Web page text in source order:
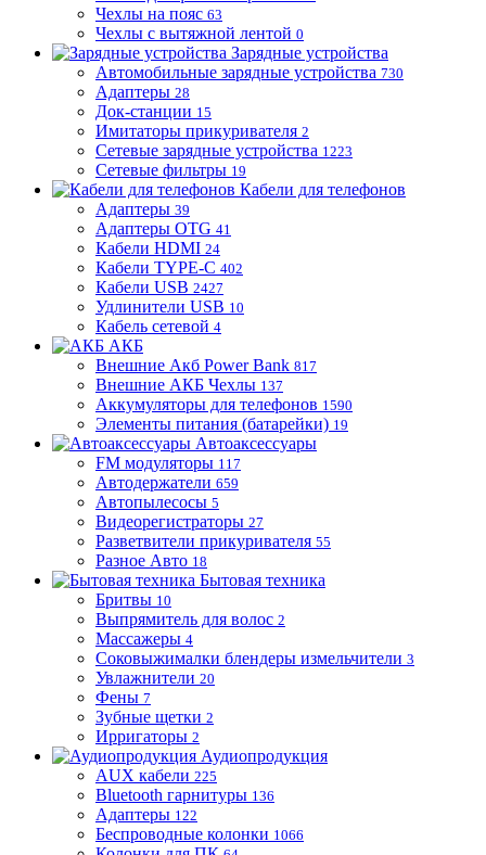
Чехлы на пояс 63
Чехлы с вытяжной лентой 0
Зарядные устройства
Автомобильные зарядные устройства 730
Адаптеры 28
Док-станции 15
Имитаторы прикуривателя 2
Сетевые зарядные устройства 1223
Сетевые фильтры 19
Кабели для телефонов
Адаптеры 39
Адаптеры OTG 41
Кабели HDMI 24
Кабели TYPE-C 402
Кабели USB 2427
Удлинители USB 10
Кабель сетевой 4
АКБ
Внешние Акб Power Bank 817
Внешние АКБ Чехлы 137
Аккумуляторы для телефонов 1590
Элементы питания (батарейки) 19
Автоаксессуары
FM модуляторы 117
Автодержатели 659
Автопылесосы 5
Видеорегистраторы 27
Разветвители прикуривателя 55
Разное Авто 18
Бытовая техника
Бритвы 10
Выпрямитель для волос 2
Массажеры 4
Соковыжималки блендеры измельчители 3
Увлажнители 20
Фены 7
Зубные щетки 2
Ирригаторы 2
Аудиопродукция
AUX кабели 225
Bluetooth гарнитуры 136
Адаптеры 122
Беспроводные колонки 1066